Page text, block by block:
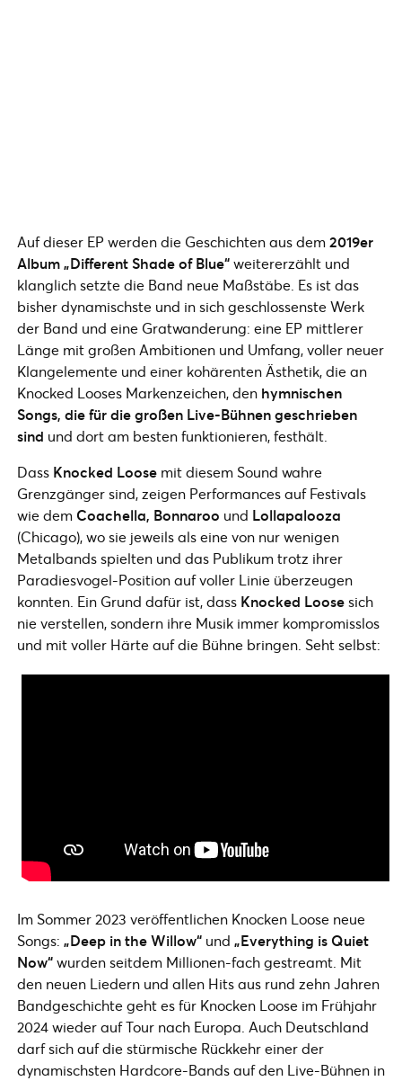
Auf dieser EP werden die Geschichten aus dem2019er
Album „Different Shade of Blue“weitererzählt und
klanglich setzte die Band neue Maßstäbe. Es ist das
bisher dynamischste und in sich geschlossenste Werk
der Band und eine Gratwanderung: eine EP mittlerer
Länge mit großen Ambitionen und Umfang, voller neuer
Klangelemente und einer kohärenten Ästhetik, die an
Knocked Looses Markenzeichen, den hymnischen
Songs, die für die großen Live-Bühnen geschrieben
sind und dort am besten funktionieren, festhält.
Dass Knocked Loose mit diesem Sound wahre
Grenzgänger sind, zeigen Performances auf Festivals
wie dem Coachella, Bonnaroo und Lollapalooza
(Chicago), wo sie jeweils als eine von nur wenigen
Metalbands spielten und das Publikum trotz ihrer
Paradiesvogel-Position auf voller Linie überzeugen
konnten. Ein Grund dafür ist, dass Knocked Loosesich
nie verstellen, sondern ihre Musik immer kompromisslos
und mit voller Härte auf die Bühne bringen. Seht selbst:
Im Sommer 2023 veröffentlichen Knocken Loose neue
Songs: „Deep in the Willow“ und „Everything is Quiet
Now“wurden seitdem Millionen-fach gestreamt. Mit
den neuen Liedern und allen Hits aus rund zehn Jahren
Bandgeschichte geht es für Knocken Loose im Frühjahr
2024 wieder auf Tour nach Europa. Auch Deutschland
darf sich auf die stürmische Rückkehr einer der
dynamischsten Hardcore-Bands auf den Live-Bühnen in